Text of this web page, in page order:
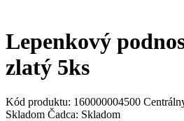
Lepenkový
zlatý 5ks
Kód produktu: 160000004500
Skladom Čadca: Skladom